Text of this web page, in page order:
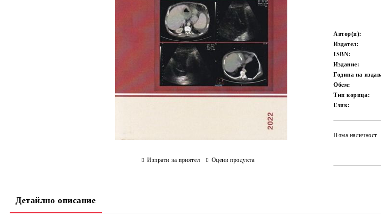
Автор(и):
Издател:
ISBN:
Издание:
Година на
Обем:
Тип корица:
Език:
Няма наличност
Изпрати на приятел Оцени продукта
Детайлно описание